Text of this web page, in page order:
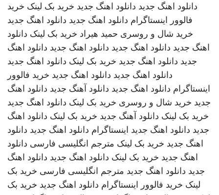
دانلود اهنگ جدید دانلود اهنگ جدید خرید بک لینک خرید
فالوور اینستاگرام دانلود اهنگ جدید دانلود اهنگ جدید
خرید شال و روسری حمید هیراد خرید بک لینک دانلود
اهنگ جدید دانلود اهنگ جدید دانلود اهنگ جدید دانلود اهنگ
جدید دانلود اهنگ جدید خرید بک لینک دانلود اهنگ جدید
دانلود اهنگ جدید دانلود اهنگ جدید خرید فالوور
اینستاگرام دانلود اهنگ جدید دانلود آهنگ جدید دانلود اهنگ
جدید خرید شال و روسری خرید بک لینک دانلود اهنگ جدید
خرید بک لینک دانلود آهنگ جدید خرید بک لینک دانلود اهنگ
جدید دانلود اهنگ جدید اینستاگرام دانلود اهنگ جدید دانلود
اهنگ جدید خرید بک لینک مترجم انگلیسی فارسی دانلود
اهنگ جدید خرید بک لینک دانلود اهنگ جدید دانلود اهنگ
جدید دانلود اهنگ جدید مترجم انگلیسی فارسی خرید بک
لینک خرید فالوور اینستاگرام دانلود اهنگ جدید خرید بک